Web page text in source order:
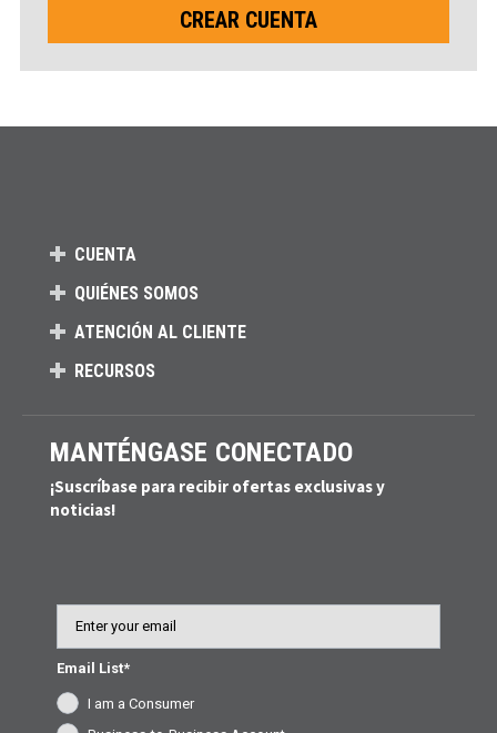
CREAR CUENTA
CUENTA
QUIÉNES SOMOS
ATENCIÓN AL CLIENTE
RECURSOS
MANTÉNGASE CONECTADO
¡Suscríbase para recibir ofertas exclusivas y
noticias!
Email List*
I am a Consumer